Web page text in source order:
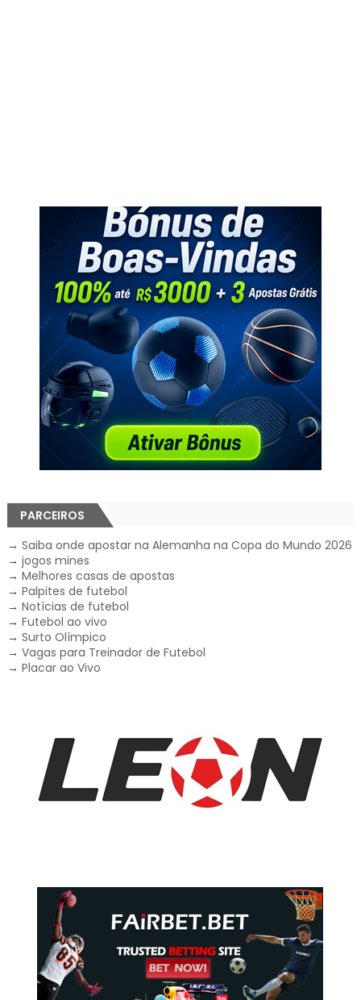
PARCEIROS
→ Saiba onde apostar na Alemanha na Copa do Mundo 2026
→ jogos mines
→ Melhores casas de apostas
→ Palpites de futebol
→ Notícias de futebol
→ Futebol ao vivo
→ Surto Olímpico
→ Vagas para Treinador de Futebol
→ Placar ao Vivo